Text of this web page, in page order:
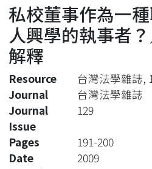
Statistics
私校董事作為一
人興學的執事者
解釋
Resource
台灣法學雜誌,
Journal
台灣法學雜誌
Journal
Issue
129
Pages
191-200
Date
2009